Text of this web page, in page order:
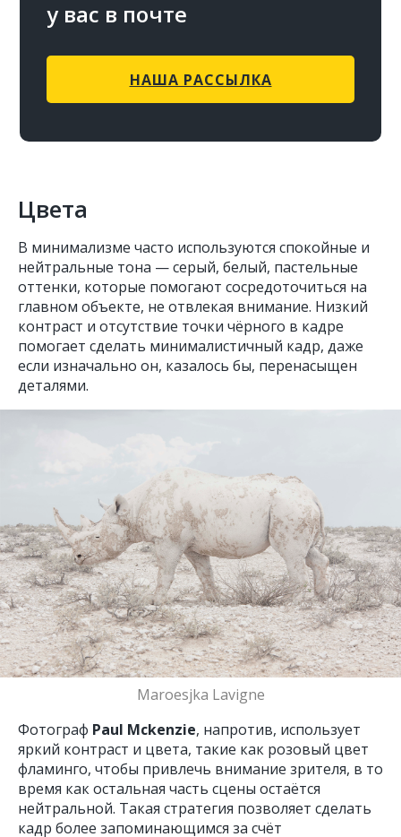
у вас в почте
НАША РАССЫЛКА
Цвета
В минимализме часто используются спокойные и
нейтральные тона — серый, белый, пастельные
оттенки, которые помогают сосредоточиться на
главном объекте, не отвлекая внимание. Низкий
контраст и отсутствие точки чёрного в кадре
помогает сделать минималистичный кадр, даже
если изначально он, казалось бы, перенасыщен
деталями.
Maroesjka Lavigne
Фотограф Paul Mckenzie, напротив, использует
яркий контраст и цвета, такие как розовый цвет
фламинго, чтобы привлечь внимание зрителя, в то
время как остальная часть сцены остаётся
нейтральной. Такая стратегия позволяет сделать
кадр более запоминающимся за счёт